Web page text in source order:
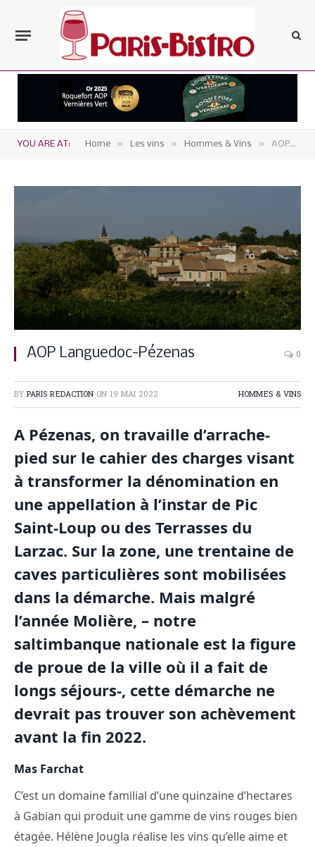
YOU ARE AT: Home » Les vins » Hommes & Vins » AOP Languedoc-Pézenas
AOP Languedoc-Pézenas 0
BY PARIS REDACTION ON 19 MAI 2022 HOMMES & VINS
A Pézenas, on travaille d’arrache-
pied sur le cahier des charges visant
à transformer la dénomination en
une appellation à l’instar de Pic
Saint-Loup ou des Terrasses du
Larzac. Sur la zone, une trentaine de
caves particulières sont mobilisées
dans la démarche. Mais malgré
l’année Molière, – notre
saltimbanque nationale est la figure
de proue de la ville où il a fait de
longs séjours-, cette démarche ne
devrait pas trouver son achèvement
avant la fin 2022.
Mas Farchat
C’est un domaine familial d’une quinzaine d’hectares
à Gabian qui produit une gamme de vins rouges bien
étagée. Hélène Jougla réalise les vins qu’elle aime et